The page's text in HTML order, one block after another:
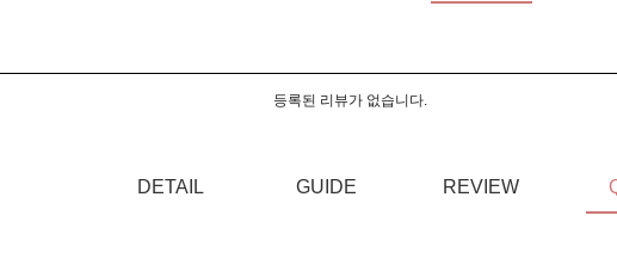
등록된 리뷰가 없습니다.
DETAIL GUIDE REVIEW